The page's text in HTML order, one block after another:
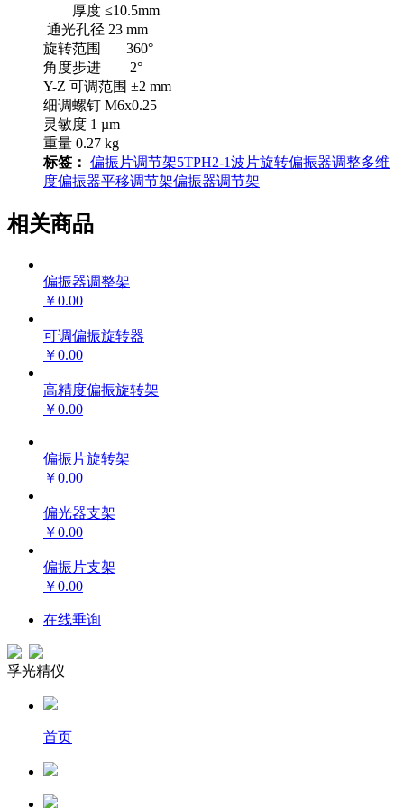
厚度 ≤10.5mm
通光孔径 23 mm
旋转范围 360°
角度步进 2°
Y-Z 可调范围 ±2 mm
细调螺钉 M6x0.25
灵敏度 1 µm
重量 0.27 kg
标签： 偏振片调节架5TPH2-1波片旋转偏振器调整多维
度偏振器平移调节架偏振器调节架
相关商品
偏振器调整架
￥0.00
可调偏振旋转器
￥0.00
高精度偏振旋转架
￥0.00
偏振片旋转架
￥0.00
偏光器支架
￥0.00
偏振片支架
￥0.00
在线垂询
孚光精仪
首页